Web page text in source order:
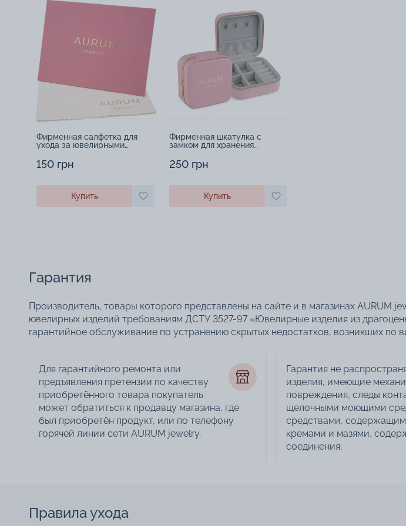
Фирменная салфетка для
ухода за ювелирными
150 грн
Купить
Фирменная шкатулка с
замком для хранения
250 грн
Купить
Гарантия
Производитель, товары которого представлены на сайте и в магазинах AURUM
ювелирных изделий требованиям ДСТУ 3527-97 «Ювелирные изделия из
гарантийное обслуживание по устранению скрытых недостатков, возникших по
Для гарантийного ремонта или
предъявления претензии по качеству
приобретённого товара покупатель
может обратиться к продавцу магазина, где
был приобретён продукт, или по телефону
горячей линии сети AURUM jewelry.
Гарантия не
изделия, имеющие
повреждения, следы
щелочными моющими
средствами,
кремами и мазями,
соединения;
Правила ухода